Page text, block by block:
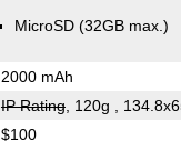
MicroSD (32GB max.)
2000 mAh
IP Rating, 120g ,
$100